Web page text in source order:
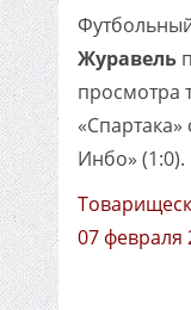
Журавель
просмотра
Инбо» (1:0).
07 февраля